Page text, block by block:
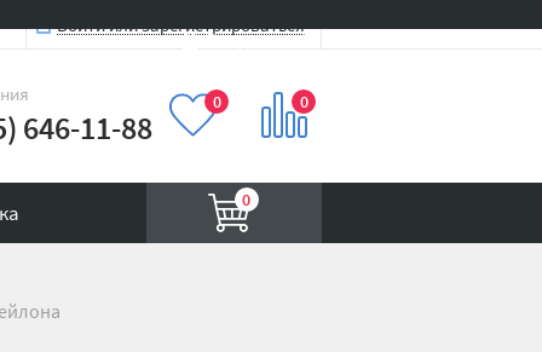
Войти или зарегистрироваться
646-11-88
0 0
0
Вход на сайт